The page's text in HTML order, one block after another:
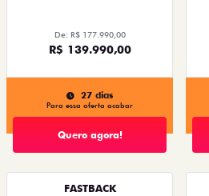
De: R$ 177.990,00
R$ 139.990,00
27 dias
Para essa oferta acabar
Quero agora!
FASTBACK